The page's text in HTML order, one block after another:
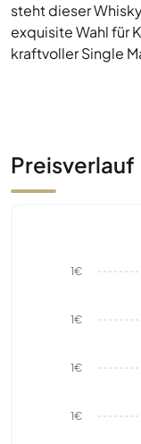
steht dieser
exquisite Wahl für
kraftvoller Single
Preisverlauf
1€
1€
1€
1€